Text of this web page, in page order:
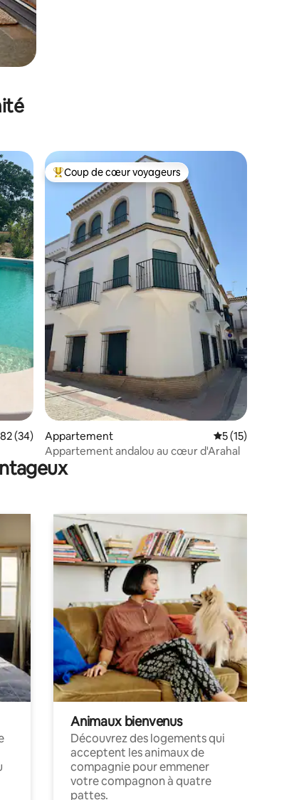
: 4,85 sur 5
moyenne sur la base de 34 commentaires : 4,82 sur 5
(34)
Coups de cœur voyageurs les plus appréciés
Coup de cœur voyageurs
Appartement Évaluation
5 (15)
Appartement andalou au cœur d'Arahal
Animaux bienvenus
Découvrez des logements qui
acceptent les animaux de
compagnie pour emmener
votre compagnon à quatre
pattes.